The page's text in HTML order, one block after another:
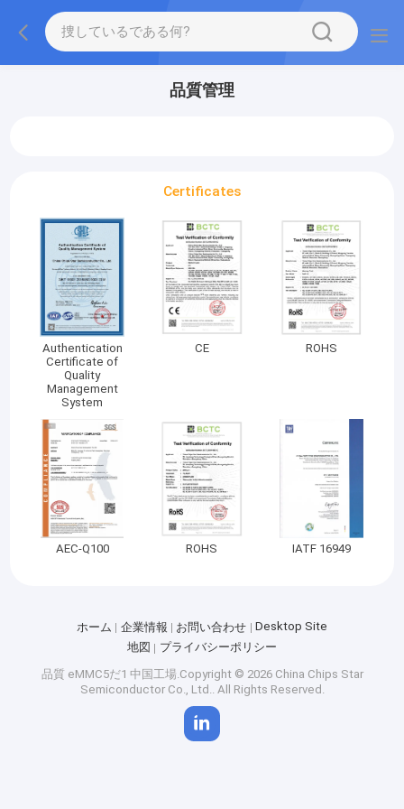
品質管理
Certificates
Authentication
Certificate of
Quality
Management
System
CE ROHS
AEC-Q100 ROHS IATF 16949
ホーム 企業情報 お問い合わせ
Desktop Site
地図
プライバシーポリシー
品質 eMMC5だ1 中国工場.Copyright © 2026 China Chips Star
Semiconductor Co., Ltd.. All Rights Reserved.